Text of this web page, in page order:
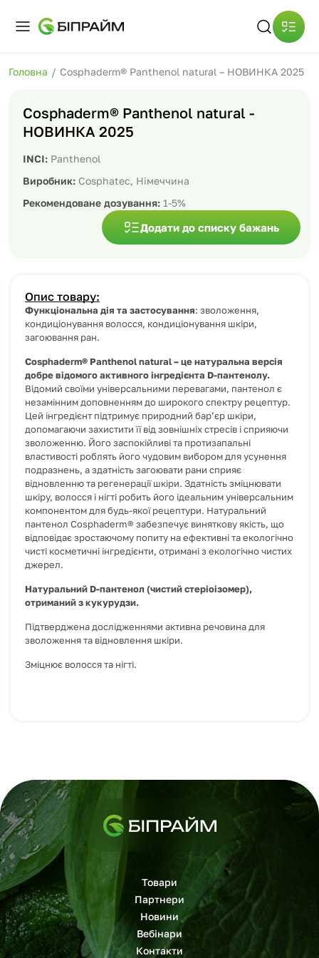
Головна / Cosphaderm® Panthenol natural – НОВИНКА 2025
Cosphaderm® Panthenol natural -
НОВИНКА 2025
INCI: Panthenol
Виробник: Cosphatec, Німеччина
Рекомендоване дозування: 1-5%
Додати до списку бажань
Опис товару:
Функціональна дія та застосування: зволоження,
кондиціонування волосся, кондиціонування шкіри,
загоювання ран.
Cosphaderm® Panthenol natural – це натуральна версія
добре відомого активного інгредієнта D-пантенолу.
Відомий своїми універсальними перевагами, пантенол є
незамінним доповненням до широкого спектру рецептур.
Цей інгредієнт підтримує природний бар’єр шкіри,
допомагаючи захистити її від зовнішніх стресів і сприяючи
зволоженню. Його заспокійливі та протизапальні
властивості роблять його чудовим вибором для усунення
подразнень, а здатність загоювати рани сприяє
відновленню та регенерації шкіри. Здатність зміцнювати
шкіру, волосся і нігті робить його ідеальним універсальним
компонентом для будь-якої рецептури. Натуральний
пантенол Cosphaderm® забезпечує виняткову якість, що
відповідає зростаючому попиту на ефективні та екологічно
чисті косметичні інгредієнти, отримані з екологічно чистих
джерел.
Натуральний D-пантенол (чистий стеріоізомер),
отриманий з кукурудзи.
Підтверджена дослідженнями активна речовина для
зволоження та відновлення шкіри.
Зміцнює волосся та нігті.
Товари
Партнери
Новини
Вебінари
Контакти